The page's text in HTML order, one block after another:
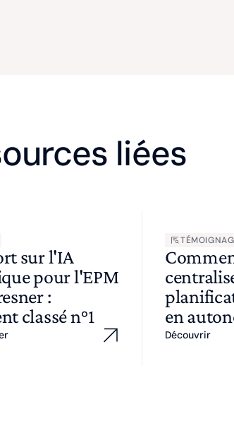
liées
sur l'IA
pour l'EPM
:
classé n°1
en
Découvrir